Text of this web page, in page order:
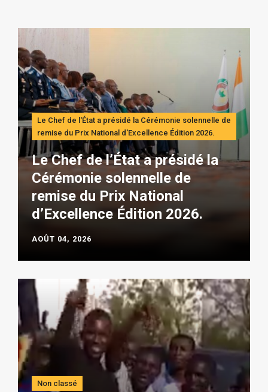
Le Chef de l'État a présidé la Cérémonie solennelle de
remise du Prix National d'Excellence Édition 2026.
Le Chef de l’État a présidé la
Cérémonie solennelle de
remise du Prix National
d’Excellence Édition 2026.
AOÛT 04, 2026
Non classé